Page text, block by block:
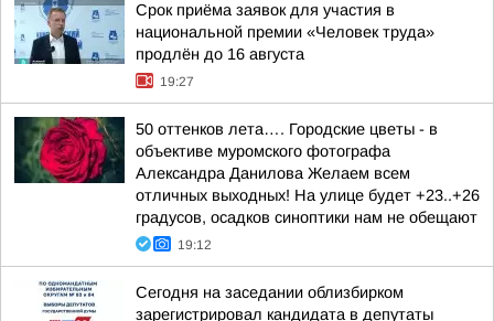
Срок приёма заявок для участия в
национальной премии «Человек труда»
продлён до 16 августа
19:27
50 оттенков лета…. Городские цветы - в
объективе муромского фотографа
Александра Данилова Желаем всем
отличных выходных! На улице будет +23..+26
градусов, осадков синоптики нам не обещают
19:12
Сегодня на заседании облизбирком
зарегистрировал кандидата в депутаты